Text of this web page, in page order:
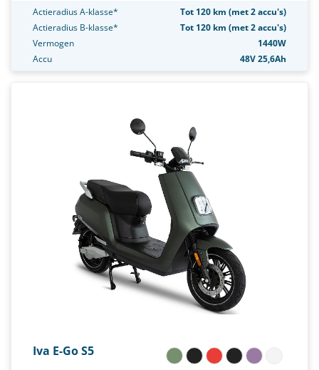
Actieradius A-klasse*
Tot 120 km (met 2 accu's)
Actieradius B-klasse*
Tot 120 km (met 2 accu's)
Vermogen
1440W
Accu
48V 25,6Ah
Iva E-Go S5